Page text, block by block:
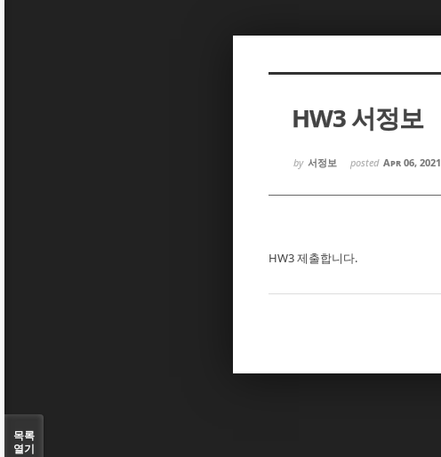
HW3 서정보
by 서정보 posted Apr 06, 2021
HW3 제출합니다.
목록
열기
Sketchbook5, 스케치북5
Sketchbook5, 스케치북5
Sketchbook5, 스케치북5
Sketchbook5, 스케치북5